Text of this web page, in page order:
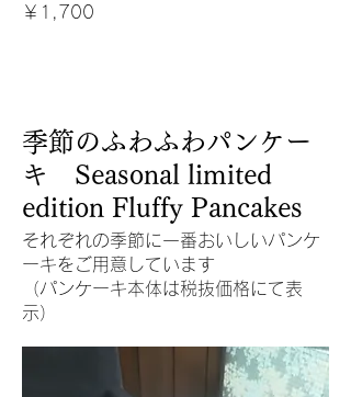
￥1,700
季節のふわふわパンケー
キ Seasonal limited
edition Fluffy Pancakes
それぞれの季節に一番おいしいパンケ
ーキをご用意しています
（パンケーキ本体は税抜価格にて表
示）